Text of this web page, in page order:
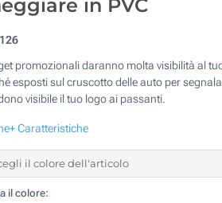
in PVC
promozionali daranno molta visibilità al
esposti sul cruscotto delle auto per
visibile il tuo logo ai passanti.
+ Caratteristiche
il colore dell'articolo
il colore: